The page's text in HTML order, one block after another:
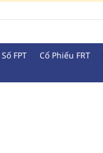
FPT Cổ Phiếu FRT